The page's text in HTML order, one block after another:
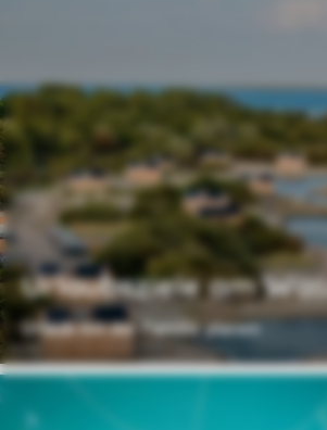
Urlaubsziele am
Urlaub mit der Familie planen